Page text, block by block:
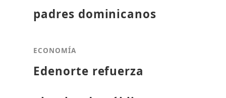
padres dominicanos
ECONOMÍA
Edenorte refuerza